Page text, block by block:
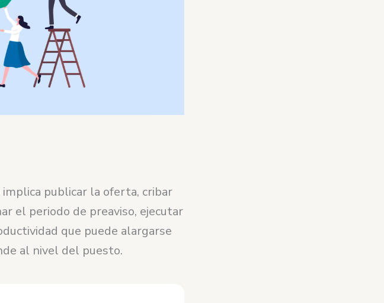
publicar la oferta, cribar
el periodo de preaviso, ejecutar
que puede alargarse
al nivel del puesto.